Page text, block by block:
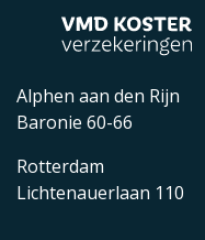
Alphen aan den Rijn
Baronie 60-66
Rotterdam
Lichtenauerlaan 110